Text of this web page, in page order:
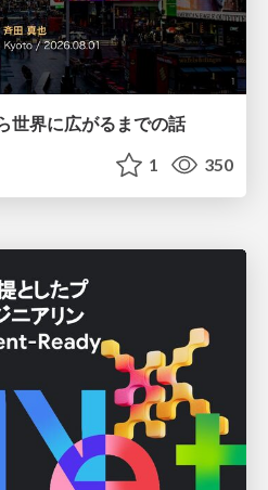
世界に広がるまでの話
1 350